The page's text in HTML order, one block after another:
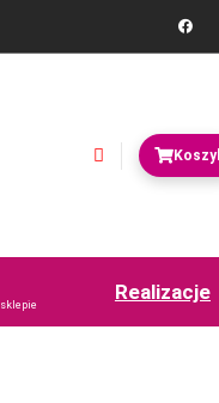
Realizacje